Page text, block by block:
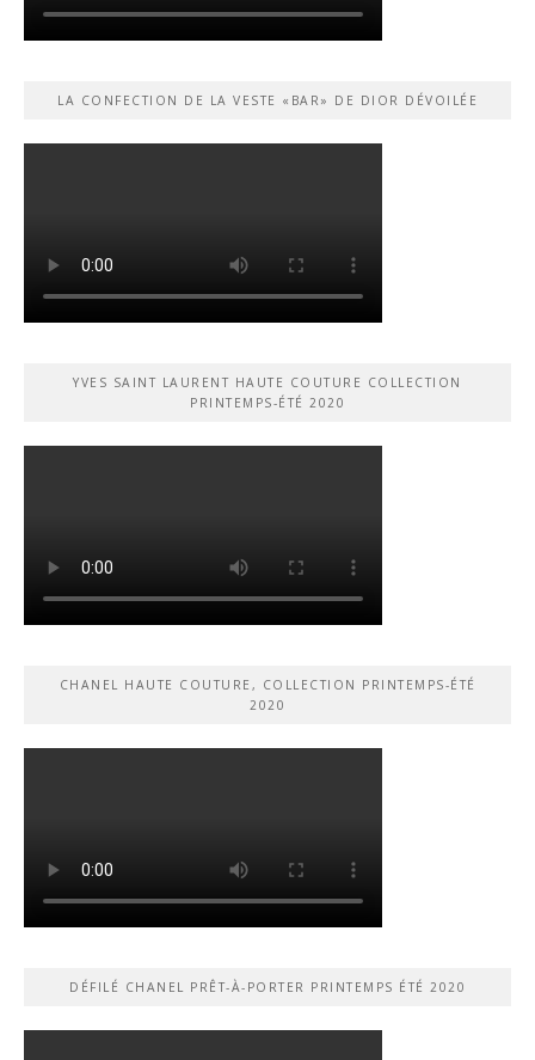
LA CONFECTION DE LA VESTE «BAR» DE DIOR DÉVOILÉE
YVES SAINT LAURENT HAUTE COUTURE COLLECTION
PRINTEMPS-ÉTÉ 2020
CHANEL HAUTE COUTURE, COLLECTION PRINTEMPS-ÉTÉ
2020
DÉFILÉ CHANEL PRÊT-À-PORTER PRINTEMPS ÉTÉ 2020